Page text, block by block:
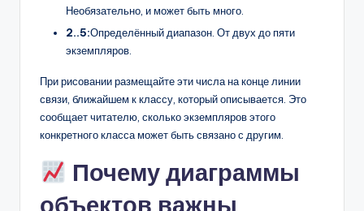
Необязательно, и может быть много.
2..5:Определённый диапазон. От двух до пяти
экземпляров.
При рисовании размещайте эти числа на конце линии
связи, ближайшем к классу, который описывается. Это
сообщает читателю, сколько экземпляров этого
конкретного класса может быть связано с другим.
Почему диаграммы
объектов важны